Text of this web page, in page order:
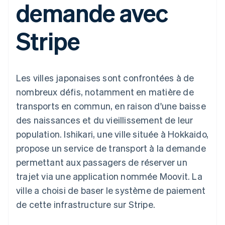
Moyens de
paiement
de 125
Terminal
Paiements en
Authorization
Acceptation
optimisée
Link
Paiements
accélérés
Financial
Connections
Comptes
associés
Recognition
Comptabilité
automatisée
des données
intégrables
l’application
Marketplaces
Gestion financière
SaaS
Par secteur
Entreprises d'IA
créateurs
Jeux
Hôtellerie, voyages et
loisirs
Assurance
Médias et
divertissements
Organisations à but
non lucratif
Services aux
Gérer des
abonnements
Proposer une
Émettre des cartes
bancaires adossées à
services avec des
agents
Ressources
Intégrations
d'applications
Exemples de code
Blog des développeurs
État de l'API
Entreprise
Sessions : conférence
annuelle
presse
Stripe Press
Contact
Contacter notre équipe
Devenir partenaire
demande avec
Stripe
Les villes japonaises sont confrontées à de
nombreux défis, notamment en matière de
transports en commun, en raison d'une baisse
des naissances et du vieillissement de leur
population. Ishikari, une ville située à Hokkaido,
propose un service de transport à la demande
permettant aux passagers de réserver un
trajet via une application nommée Moovit. La
ville a choisi de baser le système de paiement
de cette infrastructure sur Stripe.